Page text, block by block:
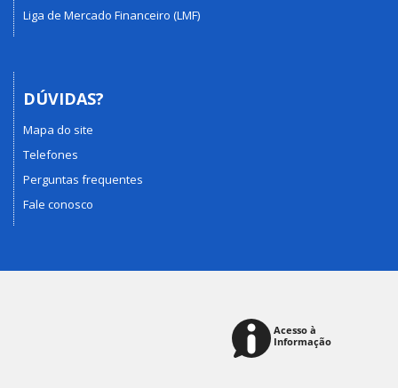
Liga de Mercado Financeiro (LMF)
DÚVIDAS?
Mapa do site
Telefones
Perguntas frequentes
Fale conosco